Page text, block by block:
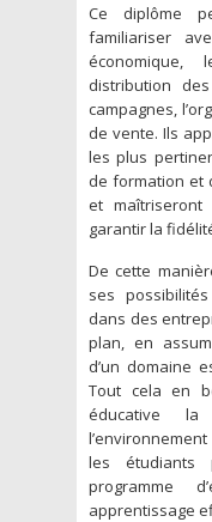
Ce diplôme
familiariser
distribution
campagnes,
de vente. Ils
les plus
de formation et
et maîtriseront
garantir la
De cette
ses
dans des
plan, en
d’un domaine
Tout cela en
éducative la
les étudiants
programme
apprentissage